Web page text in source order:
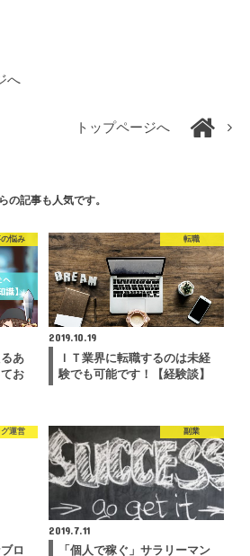
へ
トップページへ
の記事も人気です。
悩み
あ
お
転職
2019.10.19
ＩＴ業界に転職するのは未経
験でも可能です！【経験談】
運営
ロ
副業
2019.7.11
「個人で稼ぐ」サラリーマン